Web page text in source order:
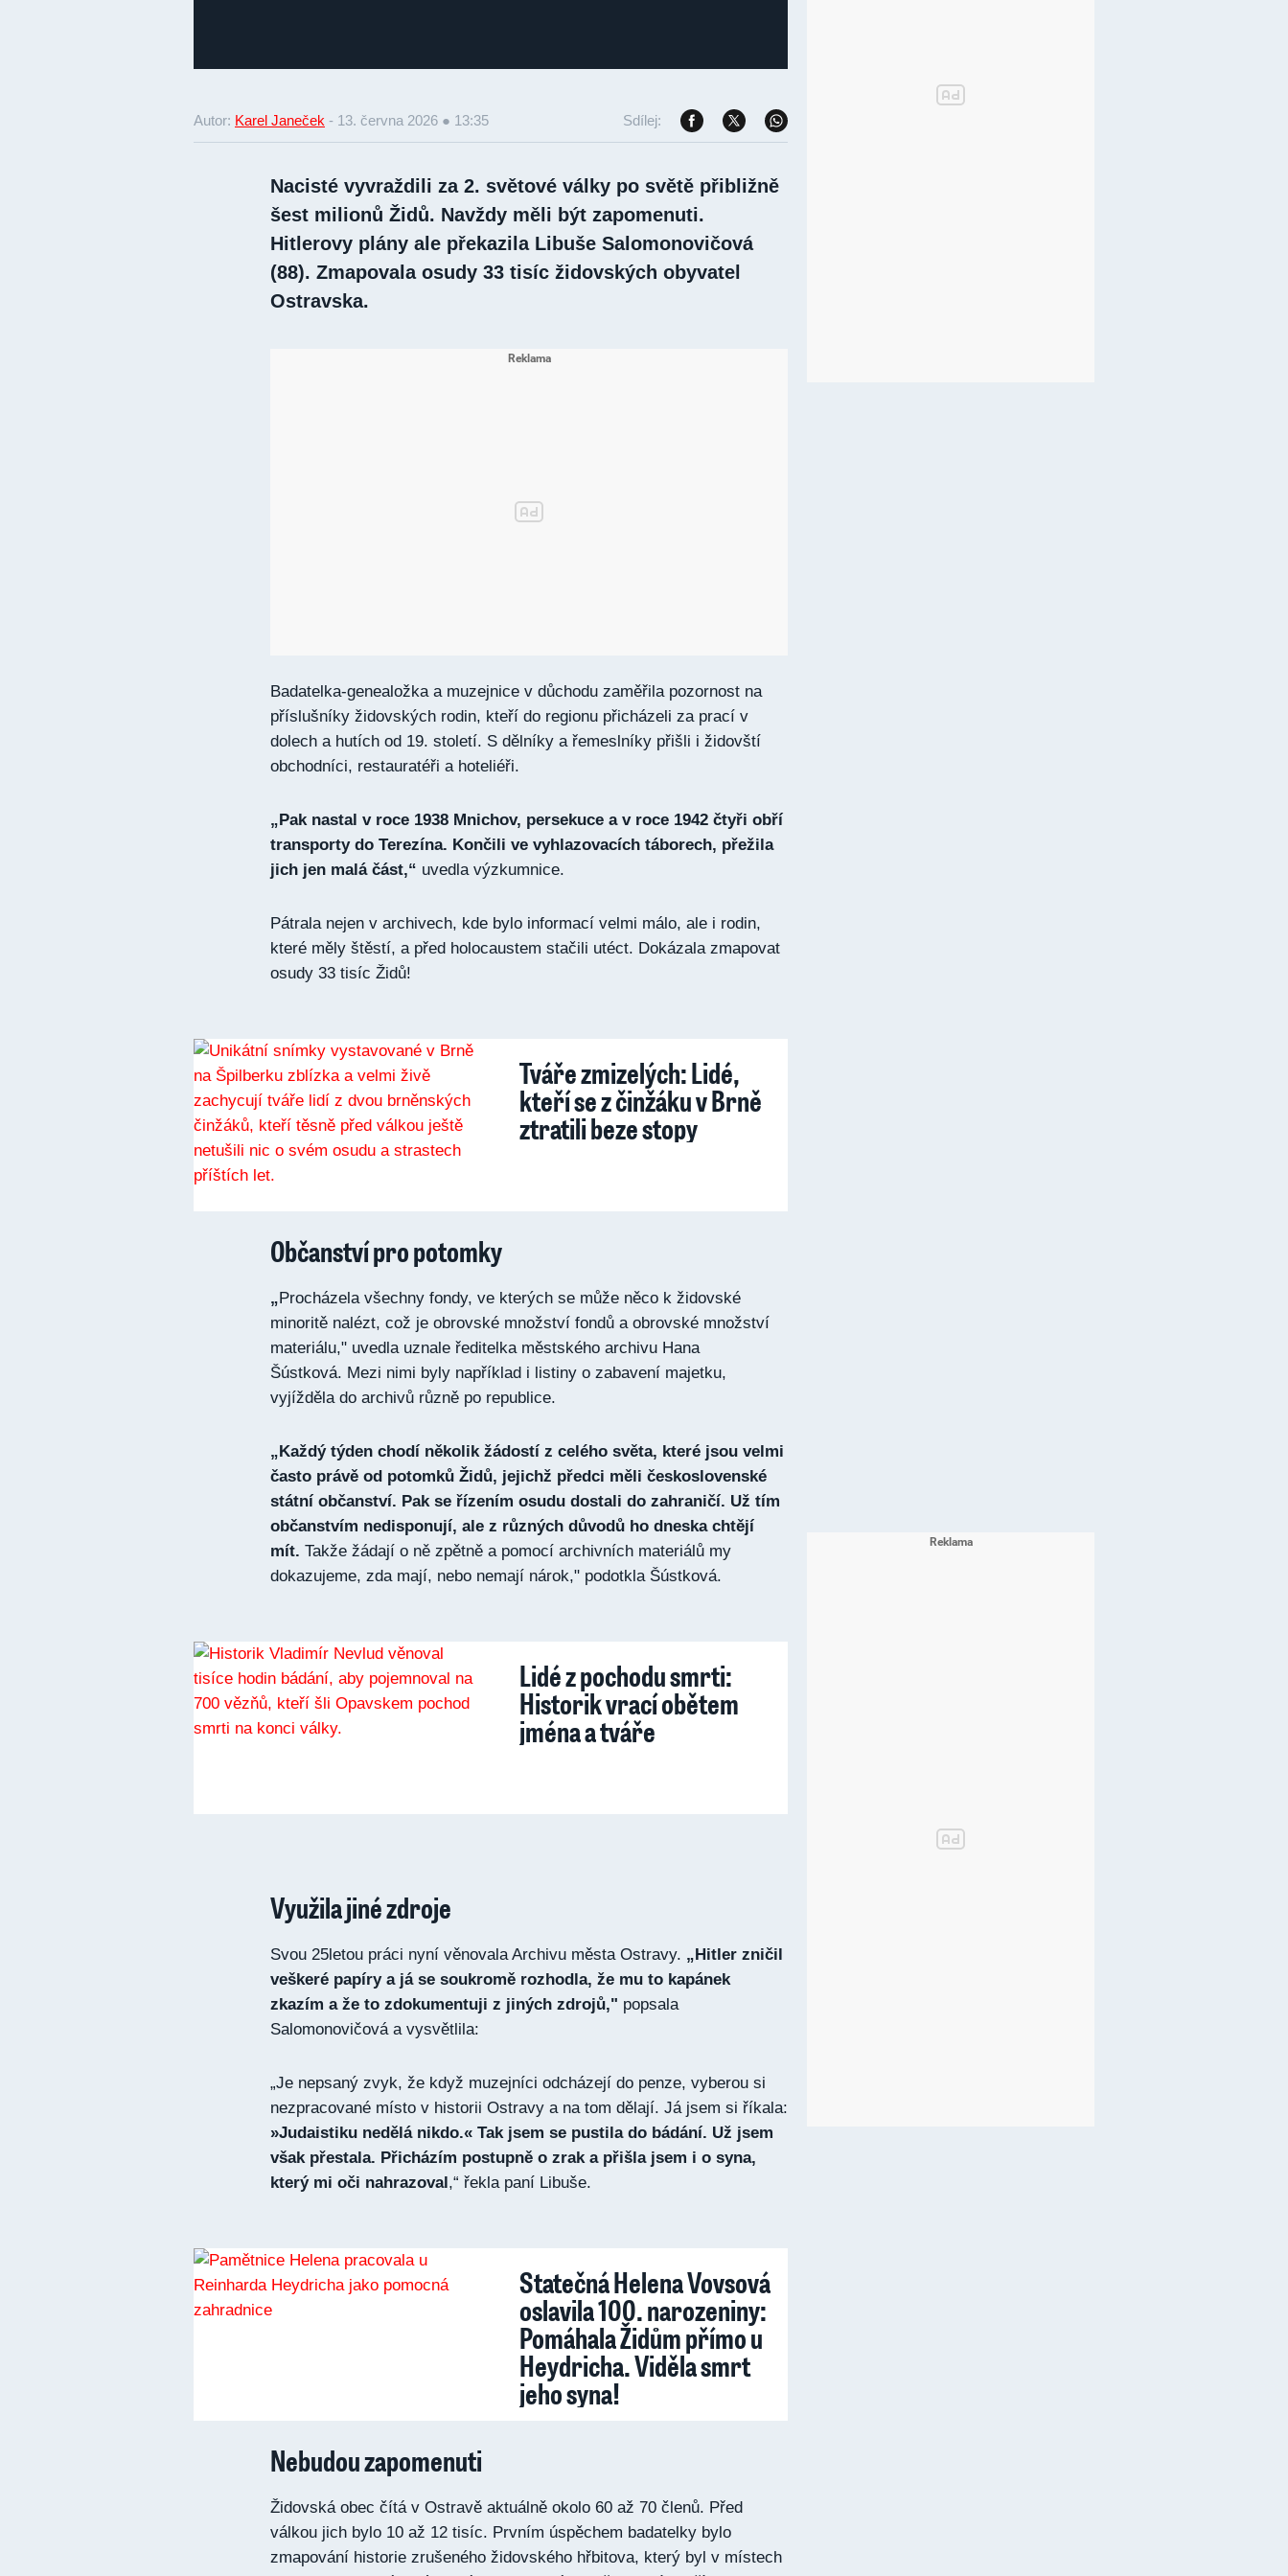
Autor: Karel Janeček - 13. června 2026 ● 13:35 Sdílej:
Nacisté vyvraždili za 2. světové války po světě přibližně
šest milionů Židů. Navždy měli být zapomenuti.
Hitlerovy plány ale překazila Libuše Salomonovičová
(88). Zmapovala osudy 33 tisíc židovských obyvatel
Ostravska.
Badatelka-genealožka a muzejnice v důchodu zaměřila pozornost na
příslušníky židovských rodin, kteří do regionu přicházeli za prací v
dolech a hutích od 19. století. S dělníky a řemeslníky přišli i židovští
obchodníci, restauratéři a hoteliéři.
„Pak nastal v roce 1938 Mnichov, persekuce a v roce 1942 čtyři obří
transporty do Terezína. Končili ve vyhlazovacích táborech, přežila
jich jen malá část,“ uvedla výzkumnice.
Pátrala nejen v archivech, kde bylo informací velmi málo, ale i rodin,
které měly štěstí, a před holocaustem stačili utéct. Dokázala zmapovat
osudy 33 tisíc Židů!
Tváře zmizelých: Lidé,
kteří se z činžáku v Brně
ztratili beze stopy
Občanství pro potomky
„Procházela všechny fondy, ve kterých se může něco k židovské
minoritě nalézt, což je obrovské množství fondů a obrovské množství
materiálu," uvedla uznale ředitelka městského archivu Hana
Šústková. Mezi nimi byly například i listiny o zabavení majetku,
vyjížděla do archivů různě po republice.
„Každý týden chodí několik žádostí z celého světa, které jsou velmi
často právě od potomků Židů, jejichž předci měli československé
státní občanství. Pak se řízením osudu dostali do zahraničí. Už tím
občanstvím nedisponují, ale z různých důvodů ho dneska chtějí
mít. Takže žádají o ně zpětně a pomocí archivních materiálů my
dokazujeme, zda mají, nebo nemají nárok," podotkla Šústková.
Lidé z pochodu smrti:
Historik vrací obětem
jména a tváře
Využila jiné zdroje
Svou 25letou práci nyní věnovala Archivu města Ostravy. „Hitler zničil
veškeré papíry a já se soukromě rozhodla, že mu to kapánek
zkazím a že to zdokumentuji z jiných zdrojů," popsala
Salomonovičová a vysvětlila:
„Je nepsaný zvyk, že když muzejníci odcházejí do penze, vyberou si
nezpracované místo v historii Ostravy a na tom dělají. Já jsem si říkala:
»Judaistiku nedělá nikdo.« Tak jsem se pustila do bádání. Už jsem
však přestala. Přicházím postupně o zrak a přišla jsem i o syna,
který mi oči nahrazoval,“ řekla paní Libuše.
Statečná Helena Vovsová
oslavila 100. narozeniny:
Pomáhala Židům přímo u
Heydricha. Viděla smrt
jeho syna!
Nebudou zapomenuti
Židovská obec čítá v Ostravě aktuálně okolo 60 až 70 členů. Před
válkou jich bylo 10 až 12 tisíc. Prvním úspěchem badatelky bylo
zmapování historie zrušeného židovského hřbitova, který byl v místech